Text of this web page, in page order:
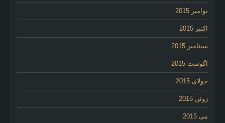
نوامبر 2015
اکتبر 2015
سپتامبر 2015
آگوست 2015
جولای 2015
ژوئن 2015
می 2015